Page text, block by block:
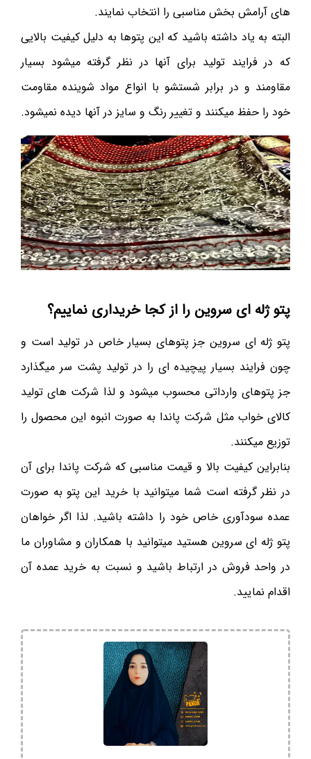
های آرامش بخش مناسبی را انتخاب نمایند.
البته به یاد داشته باشید که این پتوها به دلیل کیفیت بالایی
که در فرایند تولید برای آنها در نظر گرفته میشود بسیار
مقاومند و در برابر شستشو با انواع مواد شوینده مقاومت
خود را حفظ میکنند و تغییر رنگ و سایز در آنها دیده نمیشود.
پتو ژله ای سروین را از کجا خریداری نماییم؟
پتو ژله ای سروین جز پتوهای بسیار خاص در تولید است و
چون فرایند بسیار پیچیده ای را در تولید پشت سر میگذارد
جز پتوهای وارداتی محسوب میشود و لذا شرکت های تولید
کالای خواب مثل شرکت پاندا به صورت انبوه این محصول را
توزیع میکنند.
بنابراین کیفیت بالا و قیمت مناسبی که شرکت پاندا برای آن
در نظر گرفته است شما میتوانید با خرید این پتو به صورت
عمده سودآوری خاص خود را داشته باشید. لذا اگر خواهان
پتو ژله ای سروین هستید میتوانید با همکاران و مشاوران ما
در واحد فروش در ارتباط باشید و نسبت به خرید عمده آن
اقدام نمایید.